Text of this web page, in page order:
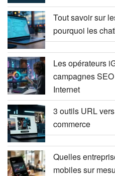
Tout savoir sur
pourquoi les
Les opérateurs
campagnes
Internet
3 outils URL
commerce
Quelles
mobiles sur